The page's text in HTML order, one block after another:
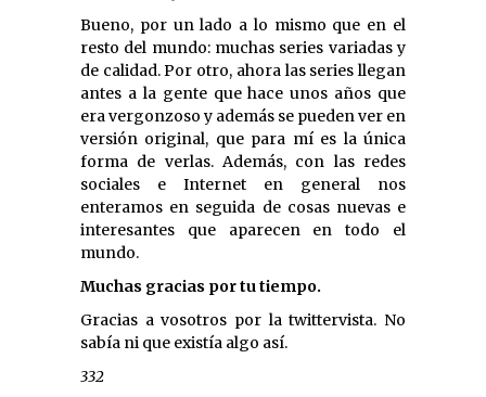
Bueno, por un lado a lo mismo que en el
resto del mundo: muchas series variadas y
de calidad. Por otro, ahora las series llegan
antes a la gente que hace unos años que
era vergonzoso y además se pueden ver en
versión original, que para mí es la única
forma de verlas. Además, con las redes
sociales e Internet en general nos
enteramos en seguida de cosas nuevas e
interesantes que aparecen en todo el
mundo.
Muchas gracias por tu tiempo.
Gracias a vosotros por la twittervista. No
sabía ni que existía algo así.
332